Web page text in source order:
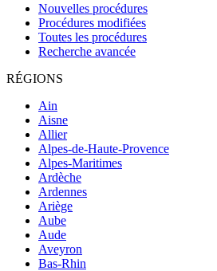
Nouvelles procédures
Procédures modifiées
Toutes les procédures
Recherche avancée
RÉGIONS
Ain
Aisne
Allier
Alpes-de-Haute-Provence
Alpes-Maritimes
Ardèche
Ardennes
Ariège
Aube
Aude
Aveyron
Bas-Rhin